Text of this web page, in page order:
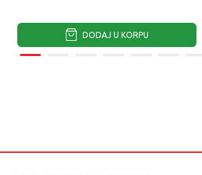
DODAJ U KORPU